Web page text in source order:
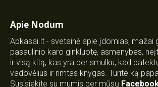
Apie Nodum
Apkasai.lt - svetainė apie įdomias, mažai
pasaulinio karo ginkluotę, asmenybes,
ir visą kitą, kas yra per smulku, kad
vadovėlius ir rimtas knygas. Turite ką
Susisiekite su mumis per mūsų